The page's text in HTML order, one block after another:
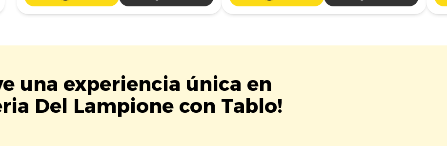
una experiencia única en
Del Lampione con Tablo!